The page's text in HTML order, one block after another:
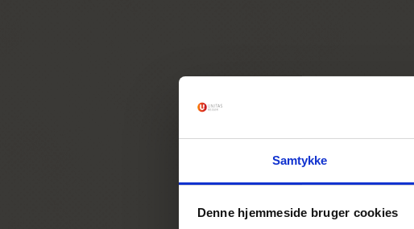
Samtykke
Denne hjemmeside bruger cookies